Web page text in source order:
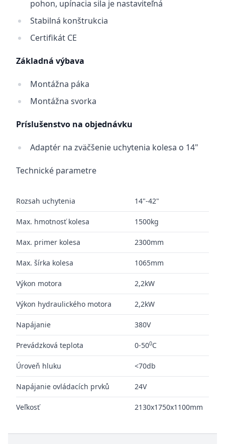
pohon, upínacia sila je nastaviteľná
Stabilná konštrukcia
Certifikát CE
Základná výbava
Montážna páka
Montážna svorka
Príslušenstvo na objednávku
Adaptér na zväčšenie uchytenia kolesa o 14"
Technické parametre
Rozsah uchytenia 14"-42"
Max. hmotnosť kolesa 1500kg
Max. primer kolesa 2300mm
Max. šírka kolesa 1065mm
Výkon motora 2,2kW
Výkon hydraulického motora 2,2kW
Napájanie 380V
Prevádzková teplota 0-500C
Úroveň hluku <70db
Napájanie ovládacích prvků 24V
Veľkosť 2130x1750x1100mm